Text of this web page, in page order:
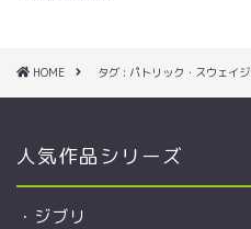
HOME タグ : パトリック・スウェイジ
人気作品シリーズ
・ ジブリ